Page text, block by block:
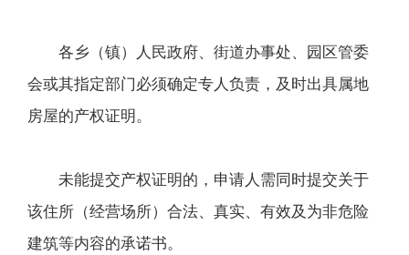
各乡（镇）人民政府、街道办事处、园区管委
会或其指定部门必须确定专人负责，及时出具属地
房屋的产权证明。
未能提交产权证明的，申请人需同时提交关于
该住所（经营场所）合法、真实、有效及为非危险
建筑等内容的承诺书。